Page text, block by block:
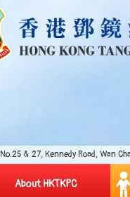
No.25 & 27, Kennedy Road, Wan
About HKTKPC